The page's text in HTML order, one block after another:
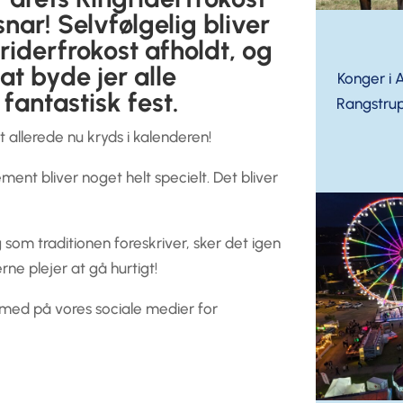
Selvfølgelig bliver
afholdt, og
byde jer alle
fest.
nu kryds i kalenderen!
bliver noget helt specielt. Det bliver
traditionen foreskriver, sker det igen
plejer at gå hurtigt!
på vores sociale medier for
Konger i